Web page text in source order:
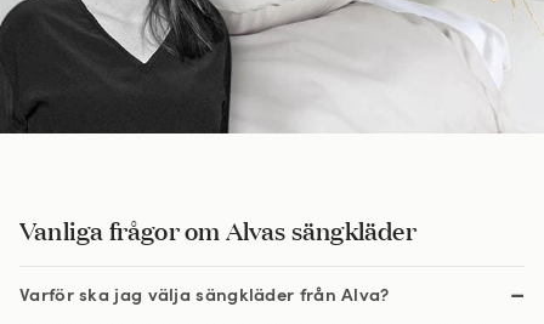
Vanliga frågor om Alvas sängkläder
Varför ska jag välja sängkläder från Alva?